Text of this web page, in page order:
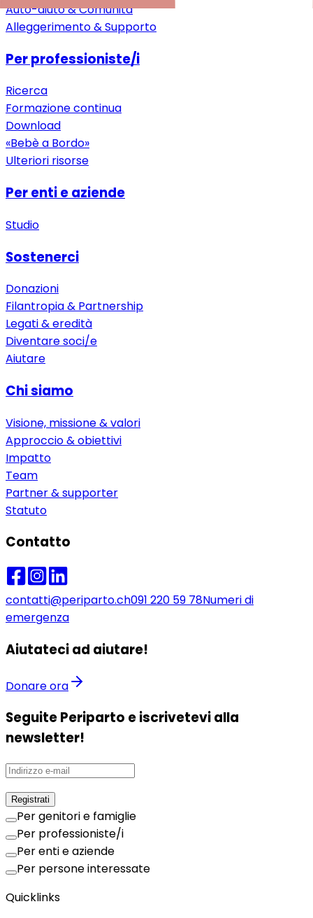
Auto-aiuto & Comunità
Alleggerimento & Supporto
Per professioniste/i
Ricerca
Formazione continua
Download
«Bebè a Bordo»
Ulteriori risorse
Per enti e aziende
Studio
Sostenerci
Donazioni
Filantropia & Partnership
Legati & eredità
Diventare soci/e
Aiutare
Chi siamo
Visione, missione & valori
Approccio & obiettivi
Impatto
Team
Partner & supporter
Statuto
Contatto
contatti@periparto.ch091 220 59 78Numeri di
emergenza
Aiutateci ad aiutare!
Donare ora
Seguite Periparto e iscrivetevi alla
newsletter!
Registrati
Per genitori e famiglie
Per professioniste/i
Per enti e aziende
Per persone interessate
Quicklinks